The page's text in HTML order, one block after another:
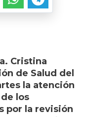
Cristina
de Salud del
la atención
los
por la revisión